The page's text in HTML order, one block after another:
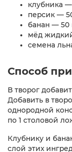
клубника —
персик —
банан — 50
мёд
семена
Способ
В творог
Добавить в
однородной
по 1 столовой
Клубнику и
слой этих